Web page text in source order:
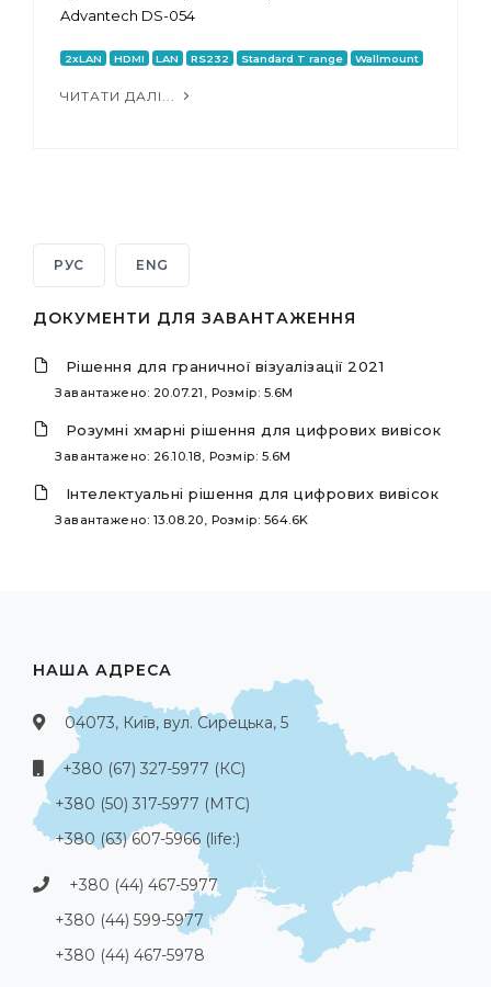
Advantech DS-054
2xLAN HDMI LAN RS232 Standard T range Wallmount
ЧИТАТИ ДАЛІ...
РУС ENG
ДОКУМЕНТИ ДЛЯ ЗАВАНТАЖЕННЯ
Рішення для граничної візуалізації 2021
Завантажено: 20.07.21, Розмір: 5.6M
Розумні хмарні рішення для цифрових вивісок
Завантажено: 26.10.18, Розмір: 5.6M
Інтелектуальні рішення для цифрових вивісок
Завантажено: 13.08.20, Розмір: 564.6K
НАША АДРЕСА
04073, Київ, вул. Сирецька, 5
+380 (67) 327-5977 (КС)
+380 (50) 317-5977 (МТС)
+380 (63) 607-5966 (life:)
+380 (44) 467-5977
+380 (44) 599-5977
+380 (44) 467-5978